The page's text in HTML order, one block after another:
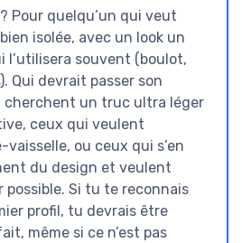
Pour quelqu’un qui veut
isolée, avec un look un
l’utilisera souvent (boulot,
Qui devrait passer son
cherchent un truc ultra léger
ceux qui veulent
ou ceux qui s’en
du design et veulent
possible. Si tu te reconnais
profil, tu devrais être
même si ce n’est pas